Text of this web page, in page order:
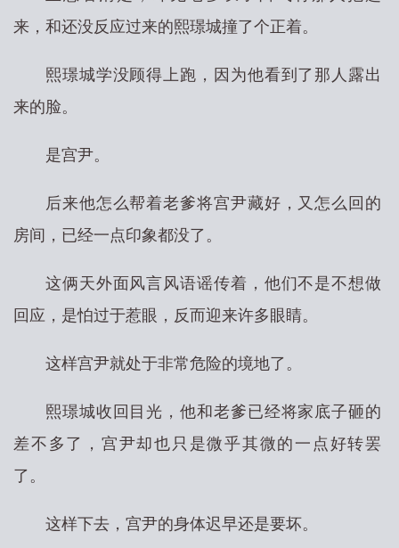
来，和还没反应过来的熙璟城撞了个正着。
熙璟城学没顾得上跑，因为他看到了那人露出
来的脸。
是宫尹。
后来他怎么帮着老爹将宫尹藏好，又怎么回的
房间，已经一点印象都没了。
这俩天外面风言风语谣传着，他们不是不想做
回应，是怕过于惹眼，反而迎来许多眼睛。
这样宫尹就处于非常危险的境地了。
熙璟城收回目光，他和老爹已经将家底子砸的
差不多了，宫尹却也只是微乎其微的一点好转罢
了。
这样下去，宫尹的身体迟早还是要坏。